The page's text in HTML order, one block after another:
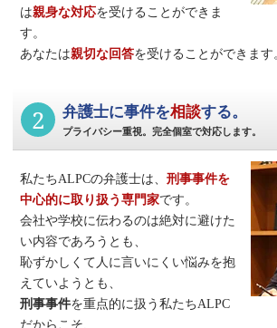
は親身な対応を受けることができま
す。
あなたは親切な回答を受けることができます
2 弁護士に事件を相談する。
プライバシー重視。完全個室で対応します。
私たちALPCの弁護士は、刑事事件を
中心的に取り扱う専門家です。
会社や学校に伝わるのは絶対に避けた
い内容であろうとも、
恥ずかしくて人に言いにくい悩みを抱
えていようとも、
刑事事件を重点的に扱う私たちALPC
だからこそ、